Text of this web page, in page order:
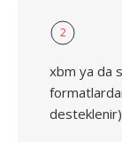
2
xbm ya da
desteklenir)